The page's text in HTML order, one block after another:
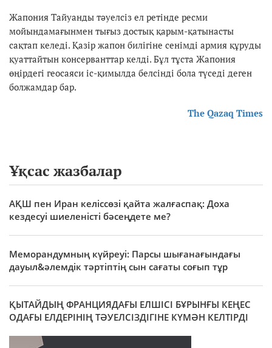
Жапония Тайуанды тәуелсіз ел ретінде ресми
мойындамағынмен тығыз достық қарым-қатынасты
сақтап келеді. Қазір жапон билігіне сенімді армия құруды
қуаттайтын консерванттар келді. Бұл тұста Жапония
өңірдегі геосаяси іс-қимылда белсінді бола түседі деген
болжамдар бар.
The Qazaq Times
Ұқсас жазбалар
АҚШ пен Иран келіссөзі қайта жалғаспақ: Доха
кездесуі шиеленісті бәсеңдете ме?
Меморандумның күйреуі: Парсы шығанағындағы
дауыл&әлемдік тәртіптің сын сағаты соғып тұр
ҚЫТАЙДЫҢ ФРАНЦИЯДАҒЫ ЕЛШІСІ БҰРЫНҒЫ КЕҢЕС
ОДАҒЫ ЕЛДЕРІНІҢ ТӘУЕЛСІЗДІГІНЕ КҮМӘН КЕЛТІРДІ